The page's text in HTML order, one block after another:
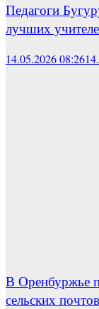
Педагоги
лучших
14.05.2026 08:26
В Оренбуржье
сельских